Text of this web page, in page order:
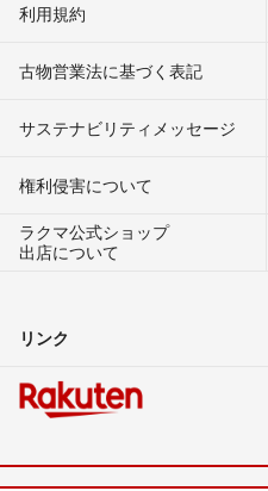
利用規約
古物営業法に基づく表記
サステナビリティメッセージ
権利侵害について
ラクマ公式ショップ
出店について
リンク